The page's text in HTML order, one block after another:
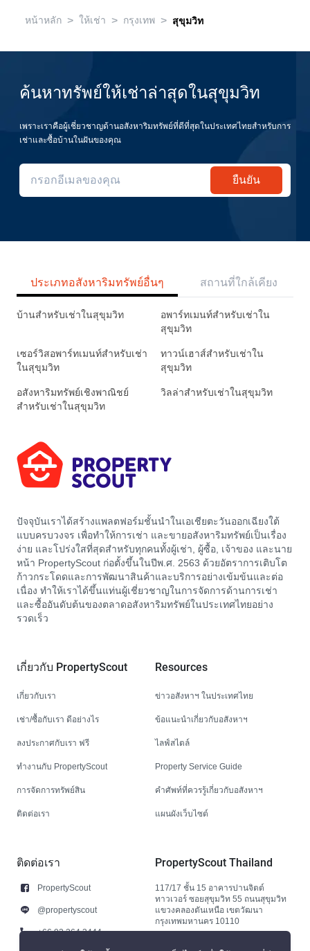
หน้าหลัก > ให้เช่า > กรุงเทพ > สุขุมวิท
ค้นหาทรัพย์ให้เช่าล่าสุดในสุขุมวิท
เพราะเราคือผู้เชี่ยวชาญด้านอสังหาริมทรัพย์ที่ดีที่สุดในประเทศไทยสำหรับการ
เช่าและซื้อบ้านในฝันของคุณ
ยืนยัน
ประเภทอสังหาริมทรัพย์อื่นๆ สถานที่ใกล้เคียง
บ้านสำหรับเช่าในสุขุมวิท
อพาร์ทเมนท์สำหรับเช่าใน
สุขุมวิท
เซอร์วิสอพาร์ทเมนท์สำหรับเช่า
ในสุขุมวิท
ทาวน์เฮาส์สำหรับเช่าใน
สุขุมวิท
อสังหาริมทรัพย์เชิงพาณิชย์
สำหรับเช่าในสุขุมวิท
วิลล่าสำหรับเช่าในสุขุมวิท
ปัจจุบันเราได้สร้างแพลตฟอร์มชั้นนำในเอเชียตะวันออกเฉียงใต้
แบบครบวงจร เพื่อทำให้การเช่า และขายอสังหาริมทรัพย์เป็นเรื่อง
ง่าย และโปร่งใสที่สุดสำหรับทุกคนทั้งผู้เช่า, ผู้ซื้อ, เจ้าของ และนาย
หน้า PropertyScout ก่อตั้งขึ้นในปีพ.ศ. 2563 ด้วยอัตราการเติบโต
ก้าวกระโดดและการพัฒนาสินค้าและบริการอย่างเข้มข้นและต่อ
เนื่อง ทำให้เราได้ขึ้นแท่นผู้เชี่ยวชาญในการจัดการด้านการเช่า
และซื้ออันดับต้นของตลาดอสังหาริมทรัพย์ในประเทศไทยอย่าง
รวดเร็ว
เกี่ยวกับ PropertyScout
เกี่ยวกับเรา
เช่า/ซื้อกับเรา ดีอย่างไร
ลงประกาศกับเรา ฟรี
ทำงานกับ PropertyScout
การจัดการทรัพย์สิน
ติดต่อเรา
Resources
ข่าวอสังหาฯ ในประเทศไทย
ข้อแนะนำเกี่ยวกับอสังหาฯ
ไลฟ์สไตล์
Property Service Guide
คำศัพท์ที่ควรรู้เกี่ยวกับอสังหาฯ
แผนผังเว็บไซต์
ติดต่อเรา
PropertyScout
@propertyscout
+66 92 264 3444
PropertyScout Thailand
117/17 ชั้น 15 อาคารปานจิตต์
ทาวเวอร์ ซอยสุขุมวิท 55 ถนนสุขุมวิท
แขวงคลองตันเหนือ เขตวัฒนา
กรุงเทพมหานคร 10110